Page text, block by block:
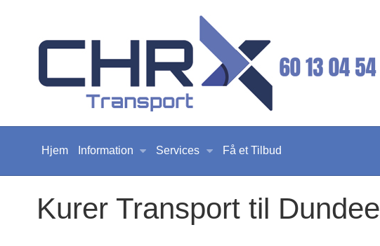
Hjem Information Services Få et Tilbud
Kurer Transport til Dundee